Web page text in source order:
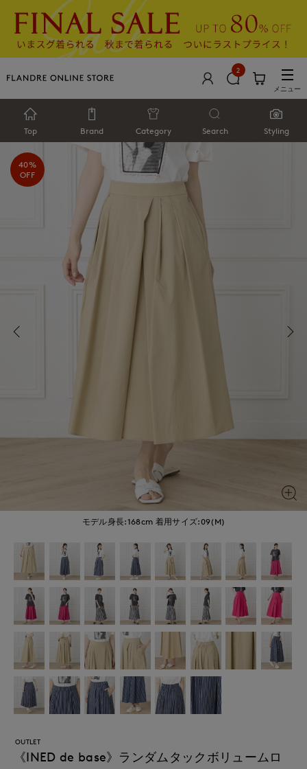
2
メニュー
Top Brand Category Search Styling
モデル身長:168cm 着用サイズ:09(M)
40%
OFF
OUTLET
《INED de base》ランダムタックボリュームロ